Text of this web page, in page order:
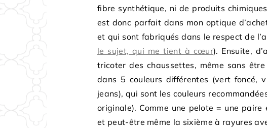
fibre synthétique, ni de produits
est donc parfait dans mon optique
et qui sont fabriqués dans le respect de
le sujet, qui me tient à cœur). Ensuite,
tricoter des chaussettes, même sans
dans 5 couleurs différentes (vert foncé,
jeans), qui sont les couleurs
originale). Comme une pelote = une
et peut-être même la sixième à rayures